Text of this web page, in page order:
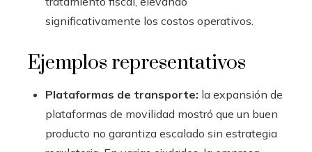
significativamente los costos operativos.
Ejemplos representativos
Plataformas de transporte: la expansión de
plataformas de movilidad mostró que un buen
producto no garantiza escalado sin estrategia